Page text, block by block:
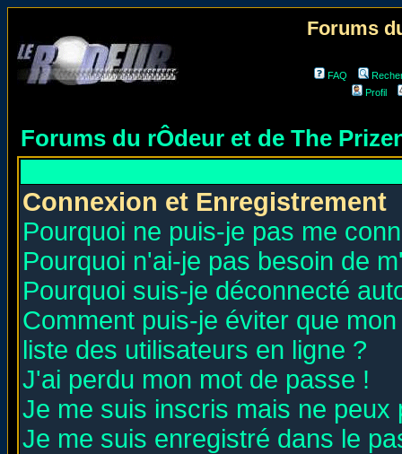
Forums
FAQ
Profil
Forums du rÔdeur et de The
Connexion et Enregistrement
Pourquoi ne puis-je pas me
Pourquoi n'ai-je pas besoin de
Pourquoi suis-je déconnecté
Comment puis-je éviter que
liste des utilisateurs en ligne ?
J'ai perdu mon mot de passe !
Je me suis inscris mais ne peux
Je me suis enregistré dans le